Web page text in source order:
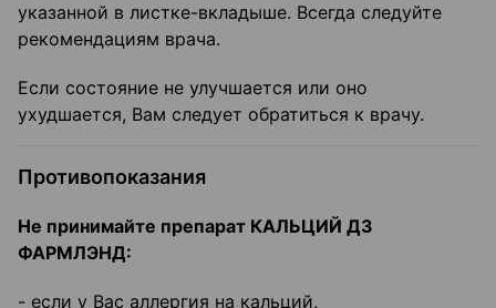
указанной в листке-вкладыше. Всегда следуйте
рекомендациям врача.
Если состояние не улучшается или оно
ухудшается, Вам следует обратиться к врачу.
Противопоказания
Не принимайте препарат КАЛЬЦИЙ Д3
ФАРМЛЭНД:
- если у Вас аллергия на кальций,